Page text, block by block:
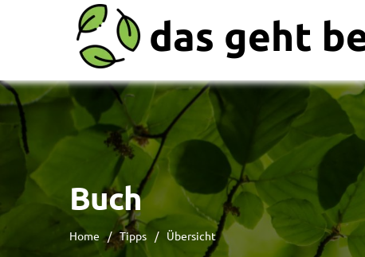
Buch
Home / Tipps / Übersicht